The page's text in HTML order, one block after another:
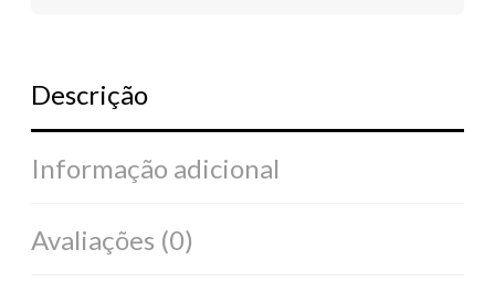
Descrição
Informação adicional
Avaliações (0)